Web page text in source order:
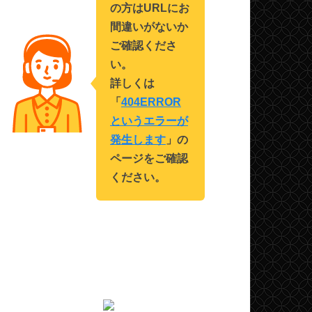
の方はURLにお
間違いがないか
ご確認くださ
い。
詳しくは
「 404ERROR
というエラーが
発生します 」の
ページをご確認
ください。